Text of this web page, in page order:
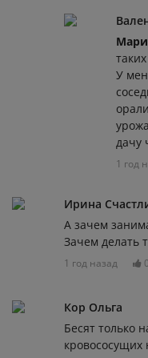
У
дачу
1 год
Ирина
А зачем
Зачем делать
1 год назад 0
Кор Ольга
Бесят только
кровососущих